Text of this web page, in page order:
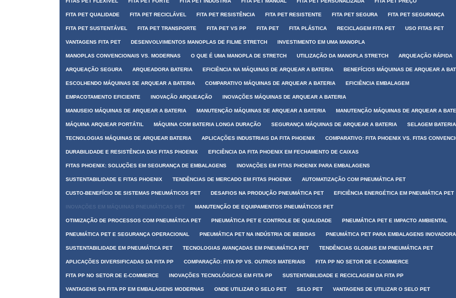
FITA PET QUALIDADE FITA PET RECICLÁVEL FITA PET RESISTÊNCIA FITA PET RESISTENTE FITA PET SEGURA FITA PET SEGURANÇA
FITA PET SUSTENTÁVEL FITA PET TRANSPORTE FITA PET VS PP FITA PET FITA PLÁSTICA RECICLAGEM FITA PET USO FITAS PET
VANTAGENS FITA PET DESENVOLVIMENTOS MANOPLAS DE FILME STRETCH INVESTIMENTO EM UMA MANOPLA
MANOPLAS CONVENCIONAIS VS. MODERNAS O QUE É UMA MANOPLA DE STRETCH UTILIZAÇÃO DA MANOPLA STRETCH ARQUEAÇÃO RÁPIDA
ARQUEAÇÃO SEGURA ARQUEADORA BATERIA EFICIÊNCIA NA MÁQUINAS DE ARQUEAR A BATERIA BENEFÍCIOS MÁQUINAS DE ARQUEAR A
ESCOLHENDO MÁQUINAS DE ARQUEAR A BATERIA COMPARATIVO MÁQUINAS DE ARQUEAR A BATERIA EFICIÊNCIA EMBALAGEM
EMPACOTAMENTO EFICIENTE INOVAÇÃO ARQUEAÇÃO INOVAÇÕES MÁQUINAS DE ARQUEAR A BATERIA
MANUSEIO MÁQUINAS DE ARQUEAR A BATERIA MANUTENÇÃO MÁQUINAS DE ARQUEAR A BATERIA MANUTENÇÃO MÁQUINAS DE ARQUEAR A
MÁQUINA ARQUEAR PORTÁTIL MÁQUINA COM BATERIA LONGA DURAÇÃO SEGURANÇA MÁQUINAS DE ARQUEAR A BATERIA SELAGEM BATERIA
TECNOLOGIAS MÁQUINAS DE ARQUEAR BATERIA APLICAÇÕES INDUSTRIAIS DA FITA PHOENIX COMPARATIVO: FITA PHOENIX VS. FITAS
DURABILIDADE E RESISTÊNCIA DAS FITAS PHOENIX EFICIÊNCIA DA FITA PHOENIX EM FECHAMENTO DE CAIXAS
FITAS PHOENIX: SOLUÇÕES EM SEGURANÇA DE EMBALAGENS INOVAÇÕES EM FITAS PHOENIX PARA EMBALAGENS
SUSTENTABILIDADE E FITAS PHOENIX TENDÊNCIAS DE MERCADO EM FITAS PHOENIX AUTOMATIZAÇÃO COM PNEUMÁTICA PET
CUSTO-BENEFÍCIO DE SISTEMAS PNEUMÁTICOS PET DESAFIOS NA PRODUÇÃO PNEUMÁTICA PET EFICIÊNCIA ENERGÉTICA EM PNEUMÁTICA PET
INOVAÇÕES EM MÁQUINAS PNEUMÁTICAS PET MANUTENÇÃO DE EQUIPAMENTOS PNEUMÁTICOS PET
OTIMIZAÇÃO DE PROCESSOS COM PNEUMÁTICA PET PNEUMÁTICA PET E CONTROLE DE QUALIDADE PNEUMÁTICA PET E IMPACTO AMBIENTAL
PNEUMÁTICA PET E SEGURANÇA OPERACIONAL PNEUMÁTICA PET NA INDÚSTRIA DE BEBIDAS PNEUMÁTICA PET PARA EMBALAGENS
SUSTENTABILIDADE EM PNEUMÁTICA PET TECNOLOGIAS AVANÇADAS EM PNEUMÁTICA PET TENDÊNCIAS GLOBAIS EM PNEUMÁTICA PET
APLICAÇÕES DIVERSIFICADAS DA FITA PP COMPARAÇÃO: FITA PP VS. OUTROS MATERIAIS FITA PP NO SETOR DE E-COMMERCE
FITA PP NO SETOR DE E-COMMERCE INOVAÇÕES TECNOLÓGICAS EM FITA PP SUSTENTABILIDADE E RECICLAGEM DA FITA PP
VANTAGENS DA FITA PP EM EMBALAGENS MODERNAS ONDE UTILIZAR O SELO PET SELO PET VANTAGENS DE UTILIZAR O SELO PET